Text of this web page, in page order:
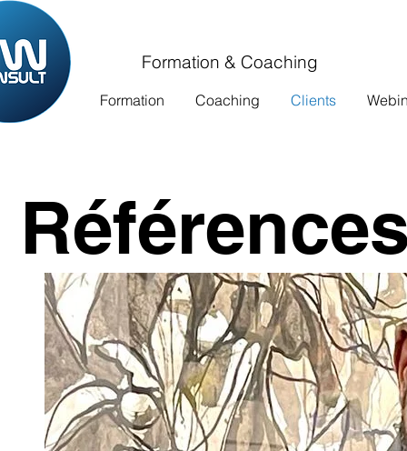
Formation & Coaching
Formation Coaching Clients